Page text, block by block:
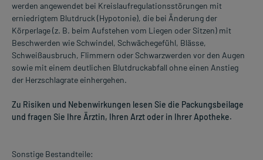
werden angewendet bei Kreislaufregulationsstörungen mit
erniedrigtem Blutdruck (Hypotonie), die bei Änderung der
Körperlage (z. B. beim Aufstehen vom Liegen oder Sitzen) mit
Beschwerden wie Schwindel, Schwächegefühl, Blässe,
Schweißausbruch, Flimmern oder Schwarzwerden vor den Augen
sowie mit einem deutlichen Blutdruckabfall ohne einen Anstieg
der Herzschlagrate einhergehen.
Zu Risiken und Nebenwirkungen lesen Sie die Packungsbeilage
und fragen Sie Ihre Ärztin, Ihren Arzt oder in Ihrer Apotheke.
Sonstige Bestandteile: